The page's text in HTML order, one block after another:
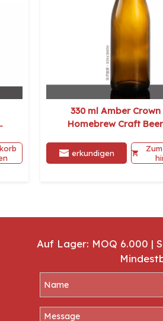
330 ml Amber Crown
Homebrew Craft
erkundigen
Auf Lager: MOQ 6.000 |